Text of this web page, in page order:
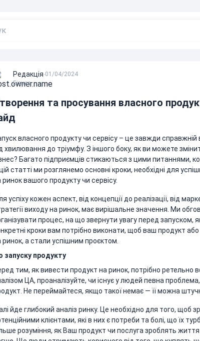
Редакцiя∙01/04/2024
Бізнес
та просування власного
власного продукту чи сервісу – це завжди справжній
хвилювання до тріумфу. З іншого боку, як ви можете
Багато підприємців стикаються з цими питаннями,
статті ми розглянемо основні кроки, необхідні для
ринок вашого продукту чи сервісу.
успіху кожен аспект, від концепції до реалізації, від
виходу на ринок, має вирішальне значення. Ми
процес, на що звернути увагу перед запуском,
кроки вам потрібно виконати, щоб ваш продукт
ринок, а стали успішним проєктом.
запуску продукту
тим, як вивести продукт на ринок, потрібно ретельно
ЦА, проаналізуйте, чи існує у людей певна
Не переймайтеся, якщо такої немає — її можна
йде глибокий аналіз ринку. Це необхідно для того, щоб
клієнтами, які в них є потреби та болі, що їх
розуміння, як Ваш продукт чи послуга зроблять